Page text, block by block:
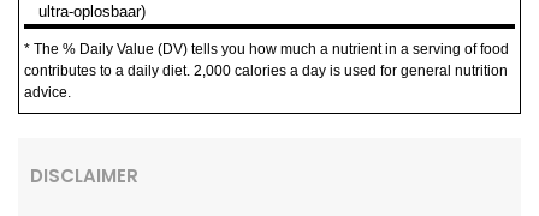
ultra-oplosbaar)
* The % Daily Value (DV) tells you how much a nutrient in a serving of food
contributes to a daily diet. 2,000 calories a day is used for general nutrition
advice.
DISCLAIMER